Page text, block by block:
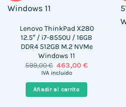
Lenovo ThinkPad X280
12.5″ / i7-8550U / 16GB
DDR4 512GB M.2 NVMe
Windows 11
599,00€ El
precio
era:
599,00 €.
463,00€El
IVA incluido
Añadir al carrito